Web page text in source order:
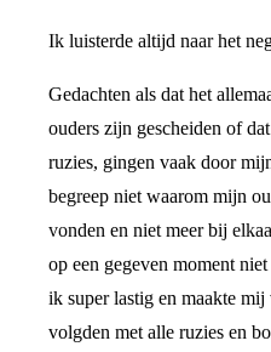
Ik luisterde altijd naar het
Gedachten als dat het
ouders zijn gescheiden of
ruzies, gingen vaak door
begreep niet waarom mijn
vonden en niet meer bij
op een gegeven moment
ik super lastig en maakte
volgden met alle ruzies en